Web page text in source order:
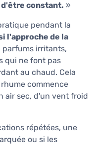
d'être constant. »
pendant la
l'approche de la
parfums irritants,
qui ne font pas
au chaud. Cela
commence
air sec, d'un vent froid
répétées, une
ou si les